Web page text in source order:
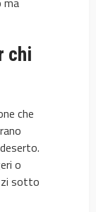
chi
che
o
sotto